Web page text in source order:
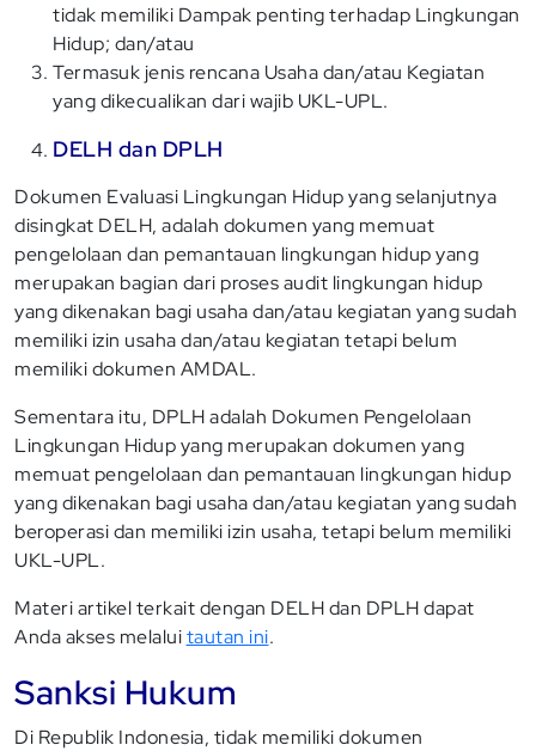
tidak memiliki Dampak penting terhadap Lingkungan
Hidup; dan/atau
Termasuk jenis rencana Usaha dan/atau Kegiatan
yang dikecualikan dari wajib UKL-UPL.
DELH dan DPLH
Dokumen Evaluasi Lingkungan Hidup yang selanjutnya
disingkat DELH, adalah dokumen yang memuat
pengelolaan dan pemantauan lingkungan hidup yang
merupakan bagian dari proses audit lingkungan hidup
yang dikenakan bagi usaha dan/atau kegiatan yang sudah
memiliki izin usaha dan/atau kegiatan tetapi belum
memiliki dokumen AMDAL.
Sementara itu, DPLH adalah Dokumen Pengelolaan
Lingkungan Hidup yang merupakan dokumen yang
memuat pengelolaan dan pemantauan lingkungan hidup
yang dikenakan bagi usaha dan/atau kegiatan yang sudah
beroperasi dan memiliki izin usaha, tetapi belum memiliki
UKL-UPL.
Materi artikel terkait dengan DELH dan DPLH dapat
Anda akses melaluitautan ini.
Sanksi Hukum
Di Republik Indonesia, tidak memiliki dokumen